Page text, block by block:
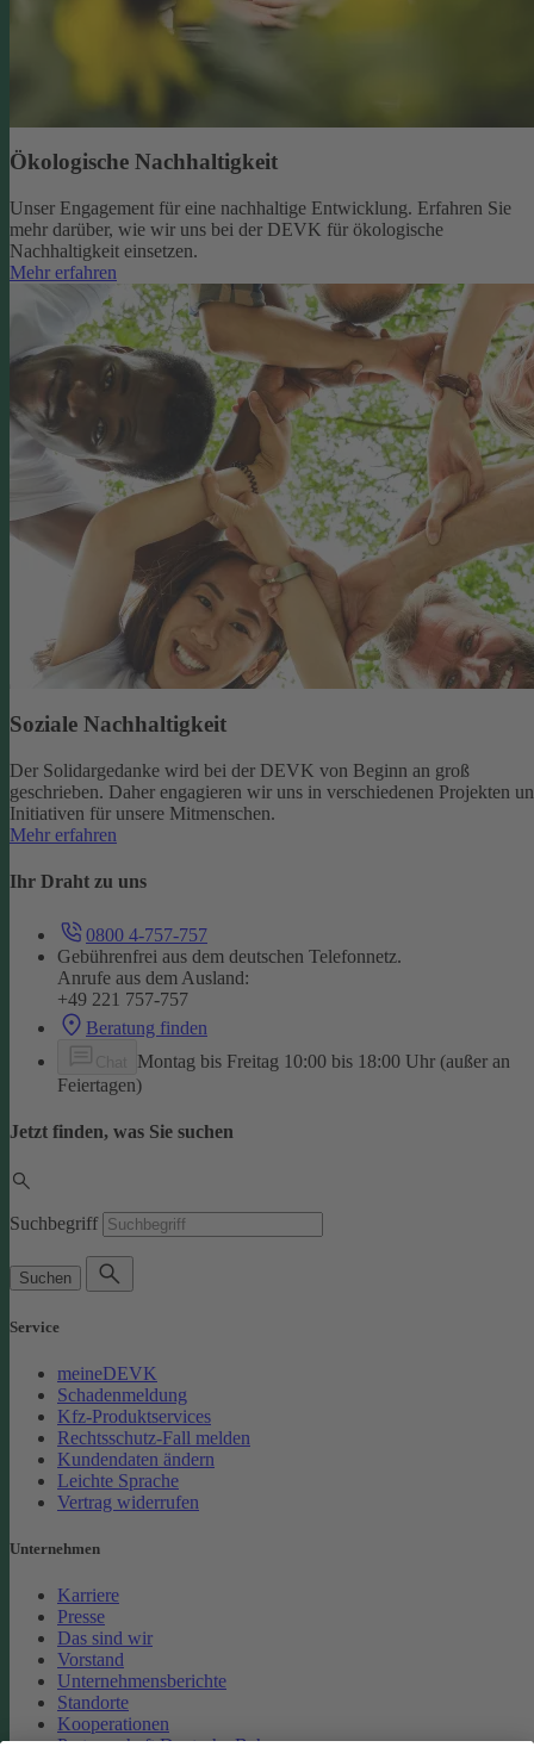
Ökologische Nachhaltigkeit
Unser Engagement für eine nachhaltige Entwicklung. Erfahren Sie
mehr darüber, wie wir uns bei der DEVK für ökologische
Nachhaltigkeit einsetzen.
Mehr erfahren
Soziale Nachhaltigkeit
Der Solidargedanke wird bei der DEVK von Beginn an groß
geschrieben. Daher engagieren wir uns in verschiedenen Projekten
Initiativen für unsere Mitmenschen.
Mehr erfahren
Ihr Draht zu uns
0800 4-757-757
Gebührenfrei aus dem deutschen Telefonnetz.
Anrufe aus dem Ausland:
+49 221 757-757
Beratung finden
Montag bis Freitag 10:00 bis 18:00 Uhr (außer an
Feiertagen)
Jetzt finden, was Sie suchen
Suchbegriff
Suchen
Service
meineDEVK
Schadenmeldung
Kfz-Produktservices
Rechtsschutz-Fall melden
Kundendaten ändern
Leichte Sprache
Vertrag widerrufen
Unternehmen
Karriere
Presse
Das sind wir
Vorstand
Unternehmensberichte
Standorte
Kooperationen